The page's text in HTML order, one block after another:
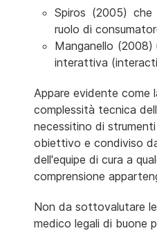
Spiros (2005) che
ruolo di
Manganello (2008)
interattiva
Appare evidente come
complessità tecnica
necessitino di
obiettivo e condiviso
dell'equipe di cura a
comprensione
Non da sottovalutare
medico legali di buone